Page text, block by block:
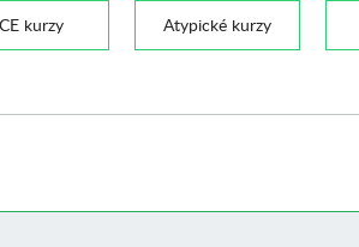
kurzy Atypické kurzy